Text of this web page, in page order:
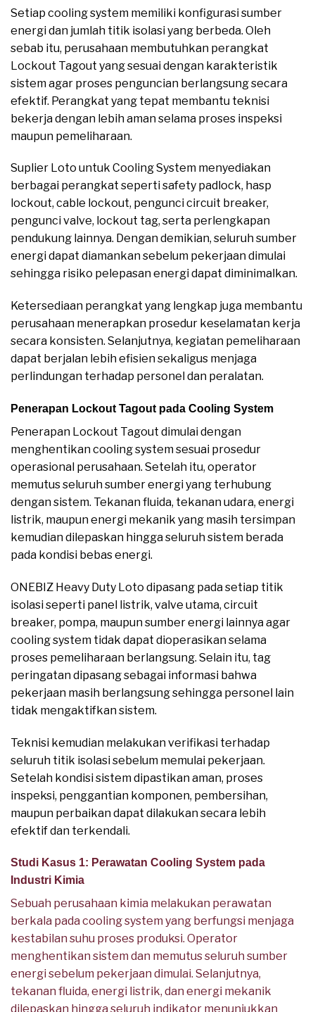
Setiap cooling system memiliki konfigurasi sumber
energi dan jumlah titik isolasi yang berbeda. Oleh
sebab itu, perusahaan membutuhkan perangkat
Lockout Tagout yang sesuai dengan karakteristik
sistem agar proses penguncian berlangsung secara
efektif. Perangkat yang tepat membantu teknisi
bekerja dengan lebih aman selama proses inspeksi
maupun pemeliharaan.
Suplier Loto untuk Cooling System menyediakan
berbagai perangkat seperti safety padlock, hasp
lockout, cable lockout, pengunci circuit breaker,
pengunci valve, lockout tag, serta perlengkapan
pendukung lainnya. Dengan demikian, seluruh sumber
energi dapat diamankan sebelum pekerjaan dimulai
sehingga risiko pelepasan energi dapat diminimalkan.
Ketersediaan perangkat yang lengkap juga membantu
perusahaan menerapkan prosedur keselamatan kerja
secara konsisten. Selanjutnya, kegiatan pemeliharaan
dapat berjalan lebih efisien sekaligus menjaga
perlindungan terhadap personel dan peralatan.
Penerapan Lockout Tagout pada Cooling System
Penerapan Lockout Tagout dimulai dengan
menghentikan cooling system sesuai prosedur
operasional perusahaan. Setelah itu, operator
memutus seluruh sumber energi yang terhubung
dengan sistem. Tekanan fluida, tekanan udara, energi
listrik, maupun energi mekanik yang masih tersimpan
kemudian dilepaskan hingga seluruh sistem berada
pada kondisi bebas energi.
ONEBIZ Heavy Duty Loto dipasang pada setiap titik
isolasi seperti panel listrik, valve utama, circuit
breaker, pompa, maupun sumber energi lainnya agar
cooling system tidak dapat dioperasikan selama
proses pemeliharaan berlangsung. Selain itu, tag
peringatan dipasang sebagai informasi bahwa
pekerjaan masih berlangsung sehingga personel lain
tidak mengaktifkan sistem.
Teknisi kemudian melakukan verifikasi terhadap
seluruh titik isolasi sebelum memulai pekerjaan.
Setelah kondisi sistem dipastikan aman, proses
inspeksi, penggantian komponen, pembersihan,
maupun perbaikan dapat dilakukan secara lebih
efektif dan terkendali.
Studi Kasus 1: Perawatan Cooling System pada
Industri Kimia
Sebuah perusahaan kimia melakukan perawatan
berkala pada cooling system yang berfungsi menjaga
kestabilan suhu proses produksi. Operator
menghentikan sistem dan memutus seluruh sumber
energi sebelum pekerjaan dimulai. Selanjutnya,
tekanan fluida, energi listrik, dan energi mekanik
dilepaskan hingga seluruh indikator menunjukkan